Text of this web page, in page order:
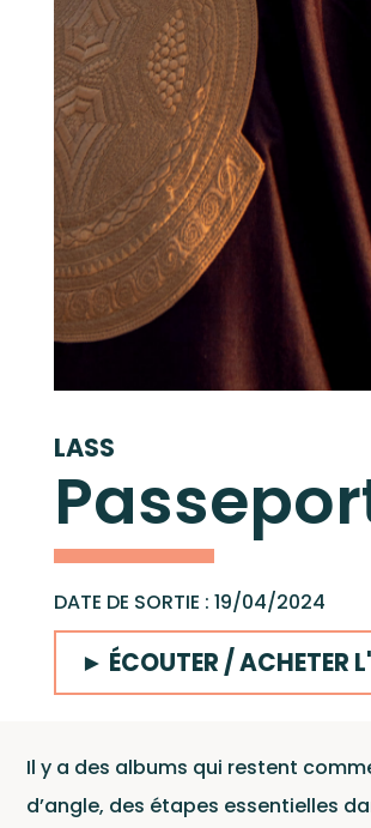
LASS
DATE DE SORTIE : 19/04/2024
► ÉCOUTER / ACHETER
Il y a des albums qui restent
d’angle, des étapes essentielles
Wagram Music / Chapter Two
Pour
envoyer vos
démos